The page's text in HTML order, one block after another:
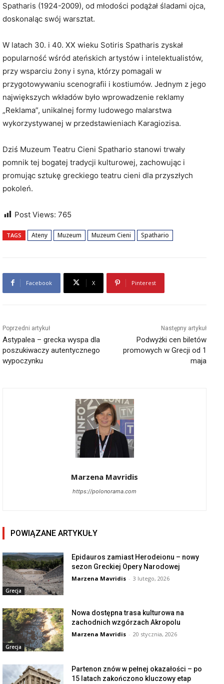
Spatharis (1924-2009), od młodości podążał śladami ojca,
doskonaląc swój warsztat.
W latach 30. i 40. XX wieku Sotiris Spatharis zyskał
popularność wśród ateńskich artystów i intelektualistów,
przy wsparciu żony i syna, którzy pomagali w
przygotowywaniu scenografii i kostiumów. Jednym z jego
największych wkładów było wprowadzenie reklamy
„Reklama”, unikalnej formy ludowego malarstwa
wykorzystywanej w przedstawieniach Karagiozisa.
Dziś Muzeum Teatru Cieni Spathario stanowi trwały
pomnik tej bogatej tradycji kulturowej, zachowując i
promując sztukę greckiego teatru cieni dla przyszłych
pokoleń.
Post Views: 765
TAGS Ateny Muzeum Muzeum Cieni Spathario
Facebook X Pinterest
Poprzedni artykuł
Astypalea – grecka wyspa dla
poszukiwaczy autentycznego
wypoczynku
Następny artykuł
Podwyżki cen biletów
promowych w Grecji od 1
maja
Marzena Mavridis
https://polonorama.com
POWIĄZANE ARTYKUŁY
Grecja
Epidauros zamiast Herodeionu – nowy
sezon Greckiej Opery Narodowej
Marzena Mavridis - 3 lutego, 2026
Grecja
Nowa dostępna trasa kulturowa na
zachodnich wzgórzach Akropolu
Marzena Mavridis - 20 stycznia, 2026
Partenon znów w pełnej okazałości – po
15 latach zakończono kluczowy etap